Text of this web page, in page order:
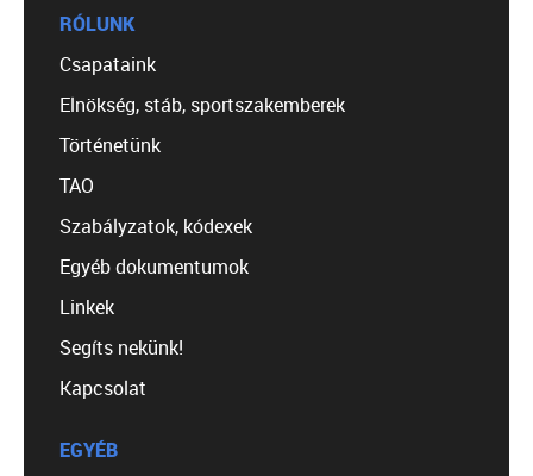
RÓLUNK
Csapataink
Elnökség, stáb, sportszakemberek
Történetünk
TAO
Szabályzatok, kódexek
Egyéb dokumentumok
Linkek
Segíts nekünk!
Kapcsolat
EGYÉB